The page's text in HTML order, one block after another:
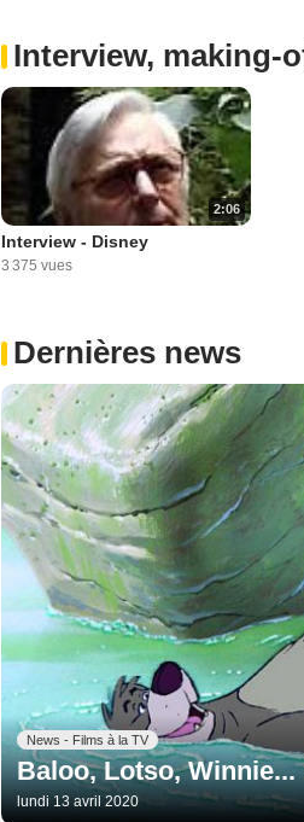
Interview, making-
2:06
Interview - Disney
3 375 vues
Dernières news
News - Films à la TV
Baloo, Lotso,
lundi 13 avril 2020